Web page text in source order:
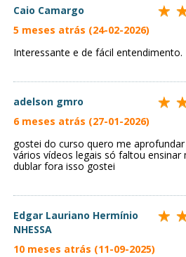
Caio Camargo
5 meses atrás (24-02-2026)
Interessante e de fácil entendimento.
adelson gmro
6 meses atrás (27-01-2026)
gostei do curso quero me
vários vídeos legais só faltou ensinar
dublar fora isso gostei
Edgar Lauriano Hermínio
NHESSA
10 meses atrás (11-09-2025)